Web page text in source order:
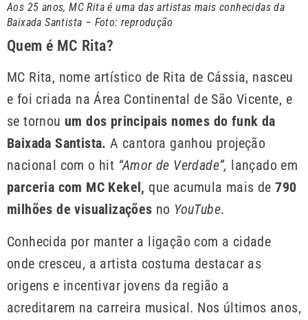
Aos 25 anos, MC Rita é uma das artistas mais conhecidas da
Baixada Santista – Foto: reprodução
Quem é MC Rita?
MC Rita, nome artístico de Rita de Cássia, nasceu
e foi criada na Área Continental de São Vicente, e
se tornou um dos principais nomes do funk da
Baixada Santista.A cantora ganhou projeção
nacional com o hit “Amor de Verdade”, lançado em
parceria com MC Kekel, que acumula mais de790
milhões de visualizações no YouTube.
Conhecida por manter a ligação com a cidade
onde cresceu, a artista costuma destacar as
origens e incentivar jovens da região a
acreditarem na carreira musical. Nos últimos anos,